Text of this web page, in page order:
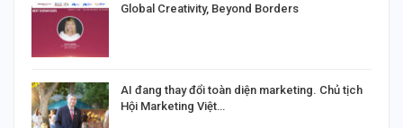
Global Creativity, Beyond Borders
AI đang thay đổi toàn diện marketing. Chủ tịch
Hội Marketing Việt…